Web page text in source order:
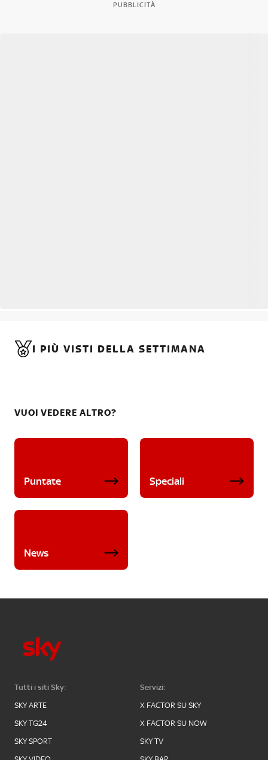
PUBBLICITÀ
I PIÙ VISTI DELLA SETTIMANA
VUOI VEDERE ALTRO?
Puntate Speciali
News
Tutti i siti Sky:
SKY ARTE
SKY TG24
SKY SPORT
Servizi:
X FACTOR SU SKY
X FACTOR SU NOW
SKY TV